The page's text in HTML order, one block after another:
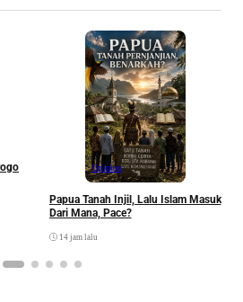
Opinion
Papua Tanah Injil, Lalu Islam Masuk
Dari Mana, Pace?
14 jam lalu